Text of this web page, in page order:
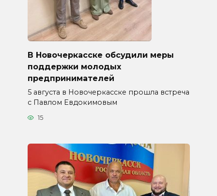
В Новочеркасске обсудили меры
поддержки молодых
предпринимателей
5 августа в Новочеркасске прошла встреча
с Павлом Евдокимовым
15